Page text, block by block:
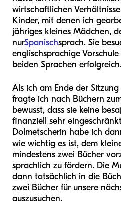
wirtschaftlichen
Kinder, mit denen ich
jähriges kleines Mädchen,
nurSpanischsprach. Sie
englischsprachige
beiden Sprachen
Als ich am Ende der
fragte ich nach Büchern
bewusst, dass sie keine
finanziell sehr
Dolmetscherin habe ich
wie wichtig es ist, dem
mindestens zwei Bücher
sprachlich zu fördern. Die
dann tatsächlich in die
zwei Bücher für unsere
auszusuchen.